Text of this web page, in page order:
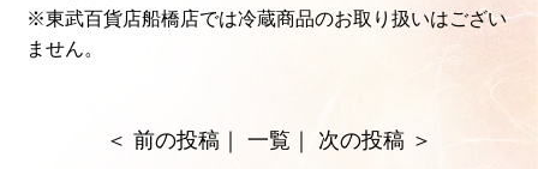
※東武百貨店船橋店では冷蔵商品のお取り扱いはござい
ません。
＜ 前の投稿 ｜ 一覧 ｜ 次の投稿 ＞